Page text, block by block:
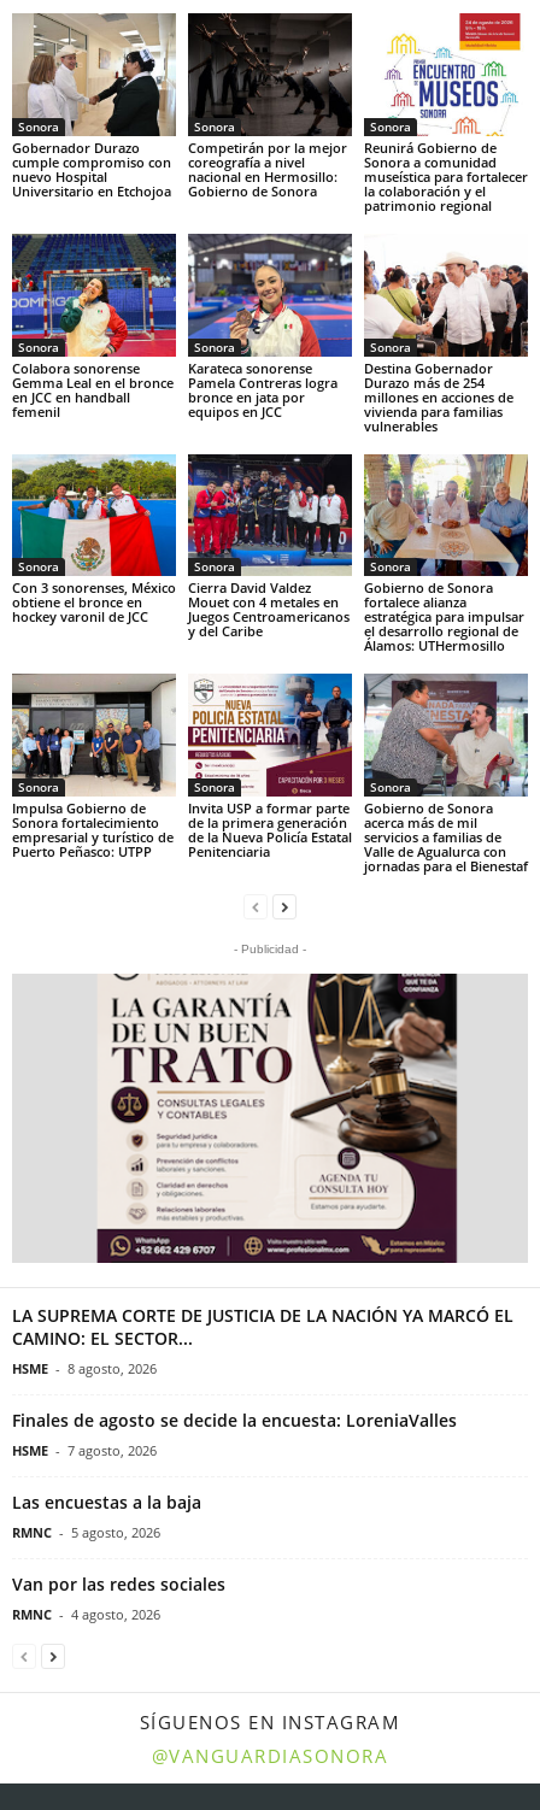
Sonora
Gobernador Durazo
cumple compromiso con
nuevo Hospital
Universitario en Etchojoa
Sonora
Competirán por la mejor
coreografía a nivel
nacional en Hermosillo:
Gobierno de Sonora
Sonora
Reunirá Gobierno de
Sonora a comunidad
museística para fortalecer
la colaboración y el
patrimonio regional
Sonora
Colabora sonorense
Gemma Leal en el bronce
en JCC en handball
femenil
Sonora
Karateca sonorense
Pamela Contreras logra
bronce en jata por
equipos en JCC
Sonora
Destina Gobernador
Durazo más de 254
millones en acciones de
vivienda para familias
vulnerables
Sonora
Con 3 sonorenses, México
obtiene el bronce en
hockey varonil de JCC
Sonora
Cierra David Valdez
Mouet con 4 metales en
Juegos Centroamericanos
y del Caribe
Sonora
Gobierno de Sonora
fortalece alianza
estratégica para impulsar
el desarrollo regional de
Álamos: UTHermosillo
Sonora
Impulsa Gobierno de
Sonora fortalecimiento
empresarial y turístico de
Puerto Peñasco: UTPP
Sonora
Invita USP a formar parte
de la primera generación
de la Nueva Policía Estatal
Penitenciaria
Sonora
Gobierno de Sonora
acerca más de mil
servicios a familias de
Valle de Agualurca con
jornadas para el Bienestaf
- Publicidad -
LA SUPREMA CORTE DE JUSTICIA DE LA NACIÓN YA MARCÓ EL
CAMINO: EL SECTOR...
HSME - 8 agosto, 2026
Finales de agosto se decide la encuesta: LoreniaValles
HSME - 7 agosto, 2026
Las encuestas a la baja
RMNC - 5 agosto, 2026
Van por las redes sociales
RMNC - 4 agosto, 2026
SÍGUENOS EN INSTAGRAM
@VANGUARDIASONORA